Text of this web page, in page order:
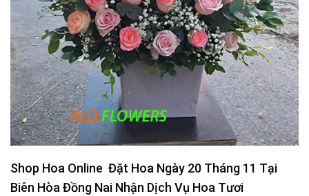
Shop Hoa Online Đặt Hoa Ngày 20 Tháng 11 Tại
Biên Hòa Đồng Nai Nhận Dịch Vụ Hoa Tươi